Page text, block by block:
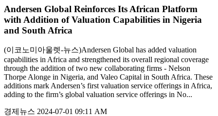
Andersen Global Reinforces Its African Platform
with Addition of Valuation Capabilities in Nigeria
and South Africa
(이코노미아울렛-뉴스)Andersen Global has added valuation
capabilities in Africa and strengthened its overall regional coverage
through the addition of two new collaborating firms - Nelson
Thorpe Alonge in Nigeria, and Valeo Capital in South Africa. These
additions mark Andersen’s first valuation service offerings in Africa,
adding to the firm’s global valuation service offerings in No...
경제뉴스 2024-07-01 09:11 AM